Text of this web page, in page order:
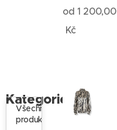
od1 200,00
Kč
Kategorie
Všechny
produkty